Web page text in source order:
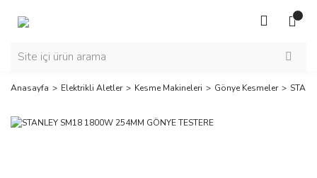
Anasayfa Elektrikli Aletler Kesme Makineleri Gönye Kesmeler